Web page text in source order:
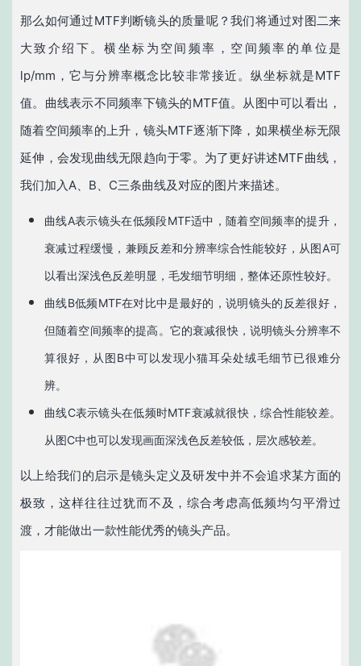
那么如何通过MTF判断镜头的质量呢？我们将通过对图二来
大致介绍下。横坐标为空间频率，空间频率的单位是
lp/mm，它与分辨率概念比较非常接近。纵坐标就是MTF
值。曲线表示不同频率下镜头的MTF值。从图中可以看出，
随着空间频率的上升，镜头MTF逐渐下降，如果横坐标无限
延伸，会发现曲线无限趋向于零。为了更好讲述MTF曲线，
我们加入A、B、C三条曲线及对应的图片来描述。
曲线A表示镜头在低频段MTF适中，随着空间频率的提升，
衰减过程缓慢，兼顾反差和分辨率综合性能较好，从图A可
以看出深浅色反差明显，毛发细节明细，整体还原性较好。
曲线B低频MTF在对比中是最好的，说明镜头的反差很好，
但随着空间频率的提高。它的衰减很快，说明镜头分辨率不
算很好，从图B中可以发现小猫耳朵处绒毛细节已很难分
辨。
曲线C表示镜头在低频时MTF衰减就很快，综合性能较差。
从图C中也可以发现画面深浅色反差较低，层次感较差。
以上给我们的启示是镜头定义及研发中并不会追求某方面的
极致，这样往往过犹而不及，综合考虑高低频均匀平滑过
渡，才能做出一款性能优秀的镜头产品。